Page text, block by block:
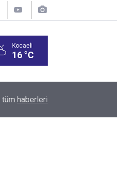
Kocaeli
16 °C
sonuçları açıklandı
tüm haberleri